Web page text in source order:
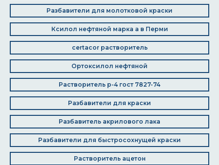
Разбавители для молотковой краски
Ксилол нефтяной марка а в Перми
certacor растворитель
Ортоксилол нефтяной
Растворитель р-4 гост 7827-74
Разбавители для краски
Разбавитель акрилового лака
Разбавители для быстросохнущей краски
Растворитель ацетон